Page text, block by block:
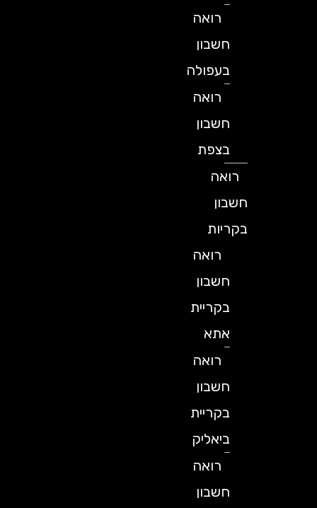
רואה
חשבון
בעפולה
רואה
חשבון
בצפת
רואה
חשבון
בקריות
רואה
חשבון
בקריית
אתא
רואה
חשבון
בקריית
ביאליק
רואה
חשבון